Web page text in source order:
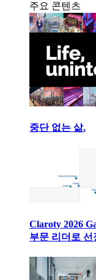
주요 콘텐츠
중단 없는 삶.
Claroty 2026
부문 리더로 선